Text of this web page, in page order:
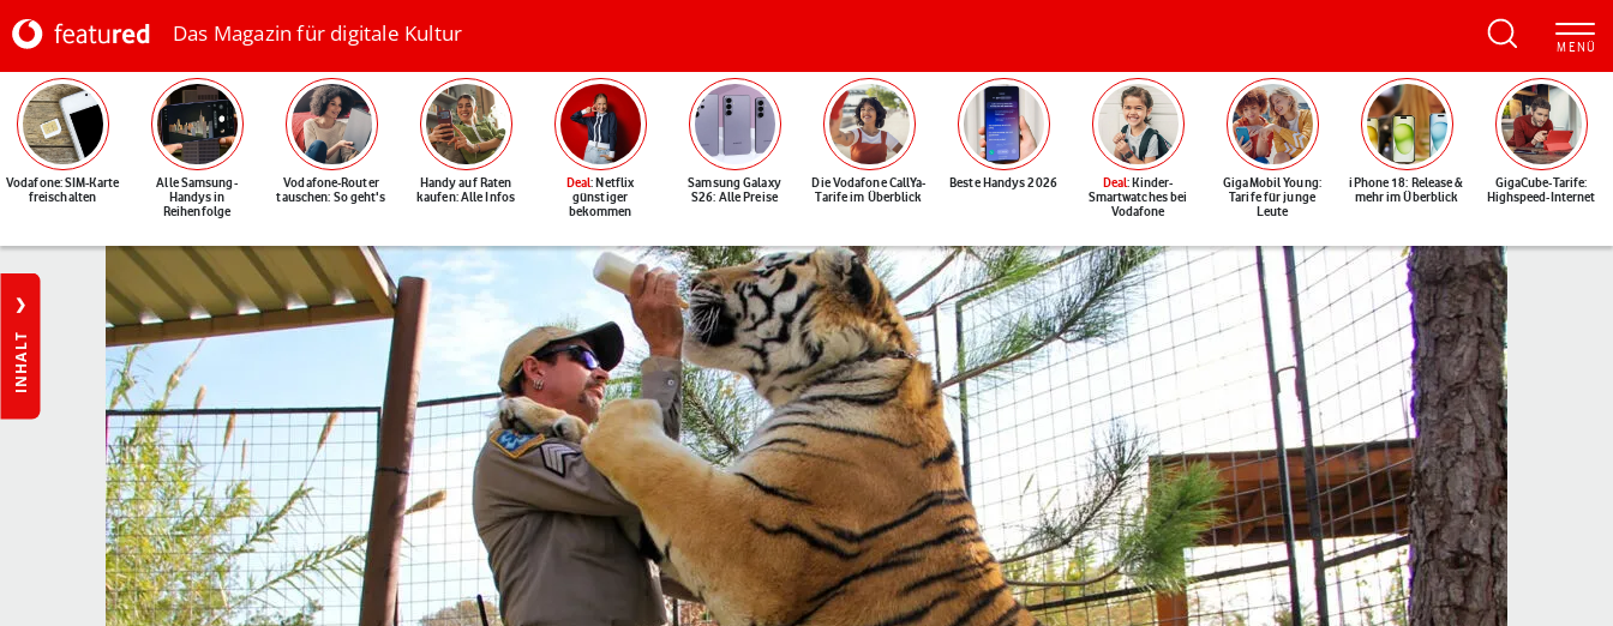
Das Magazin für digitale Kultur
Vodafone: SIM-Karte
freischalten
Alle Samsung-
Handys in
Reihenfolge
Vodafone-Router
tauschen: So geht's
Handy auf Raten
kaufen: Alle Infos
Deal: Netflix
günstiger
bekommen
Samsung Galaxy
S26: Alle Preise
Die Vodafone CallYa-
Tarife im Überblick
Beste Handys 2026 Deal: Kinder-
Smartwatches bei
Vodafone
GigaMobil Young:
Tarife für junge
Leute
iPhone 18: Release &
mehr im Überblick
GigaCube-Tarife:
Highspeed-Internet
INHALT